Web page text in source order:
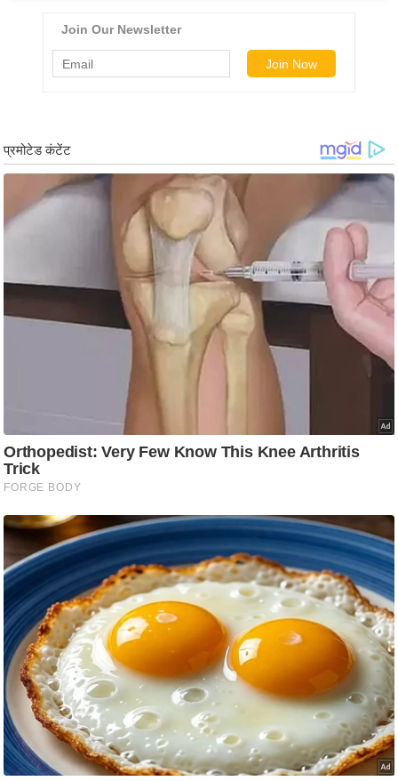
स
मी
क्षा
k
e
w
s
ला
इ
फ
स्टा
इ
ल
टे
क्नॉ
लॉ
जी
ब्यू
टी